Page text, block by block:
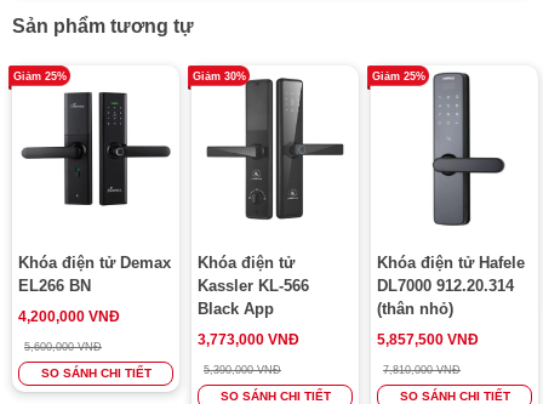
- Xuất xứ Hàn Quốc
Sản phẩm tương tự
Giảm 25%
Khóa điện tử Demax
EL266 BN
4,200,000 VNĐ
5,600,000 VNĐ
SO SÁNH CHI TIẾT
Giảm 30%
Khóa điện tử
Kassler KL-566
Black App
3,773,000 VNĐ
5,390,000 VNĐ
SO SÁNH CHI TIẾT
Giảm 25%
Khóa điện tử Hafele
DL7000 912.20.314
(thân nhỏ)
5,857,500 VNĐ
7,810,000 VNĐ
SO SÁNH CHI TIẾT